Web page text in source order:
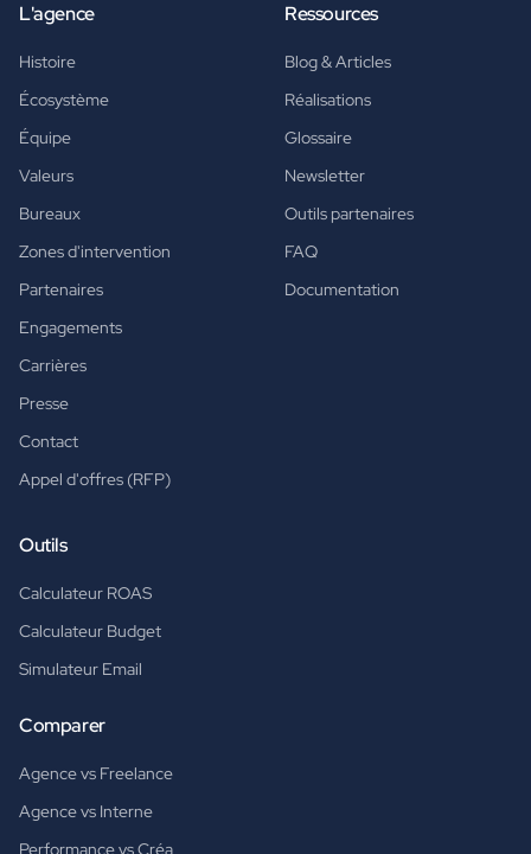
L'agence
Histoire
Écosystème
Équipe
Valeurs
Bureaux
Zones d'intervention
Partenaires
Engagements
Carrières
Presse
Contact
Appel d'offres (RFP)
Ressources
Blog & Articles
Réalisations
Glossaire
Newsletter
Outils partenaires
FAQ
Documentation
Outils
Calculateur ROAS
Calculateur Budget
Simulateur Email
Comparer
Agence vs Freelance
Agence vs Interne
Performance vs Créa